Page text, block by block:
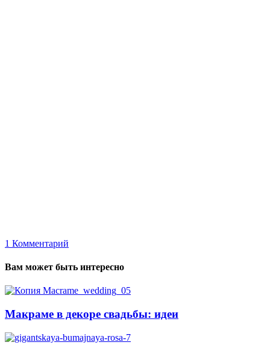
1 Комментарий
Вам может быть интересно
Макраме в декоре свадьбы: идеи